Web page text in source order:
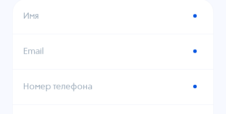
Имя
Email
Номер телефона